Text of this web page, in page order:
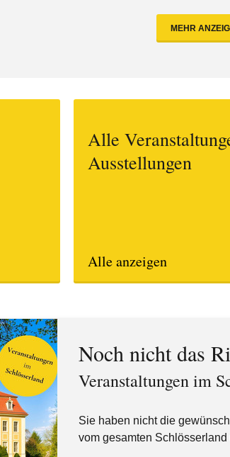
MEHR
Alle
Ausstellungen
Alle anzeigen
Noch nicht das
Veranstaltungen im
Sie haben nicht die
vom gesamten